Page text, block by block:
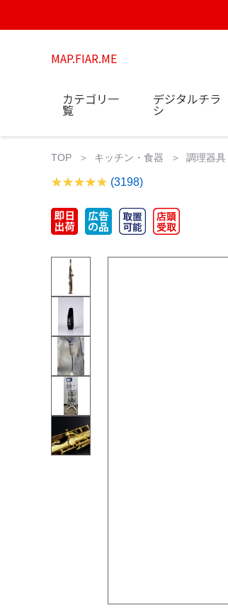
MAP.FIAR.ME
カテゴリ一
覧
デジタルチラ
シ
TOP キッチン・食器 調理器具
(3198)